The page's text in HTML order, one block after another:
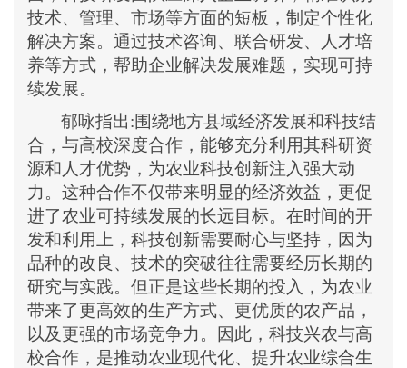
技术、管理、市场等方面的短板，制定个性化
解决方案。通过技术咨询、联合研发、人才培
养等方式，帮助企业解决发展难题，实现可持
续发展。
郁咏指出:围绕地方县域经济发展和科技结
合，与高校深度合作，能够充分利用其科研资
源和人才优势，为农业科技创新注入强大动
力。这种合作不仅带来明显的经济效益，更促
进了农业可持续发展的长远目标。在时间的开
发和利用上，科技创新需要耐心与坚持，因为
品种的改良、技术的突破往往需要经历长期的
研究与实践。但正是这些长期的投入，为农业
带来了更高效的生产方式、更优质的农产品，
以及更强的市场竞争力。因此，科技兴农与高
校合作，是推动农业现代化、提升农业综合生